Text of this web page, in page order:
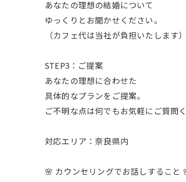
あなたの理想の結婚について
ゆっくりとお聞かせください。
（カフェ代は当社が負担いたします）
STEP3：ご提案
あなたの理想に合わせた
具体的なプランをご提案。
ご不明な点は何でもお気軽にご質問く
対応エリア：奈良県内
🌸 カウンセリングでお話しすること